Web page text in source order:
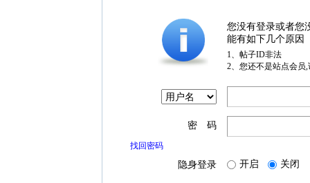
您没有登录或者您
能有如下几个原因
1、帖子ID非法
2、您还不是站点会员
密 码
找回密码
隐身登录 开启 关闭